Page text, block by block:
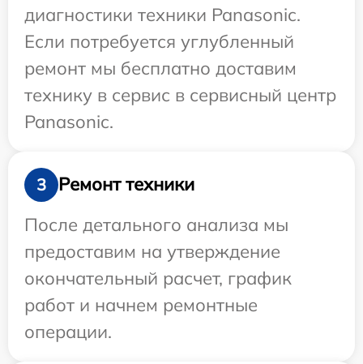
диагностики техники Panasonic.
Если потребуется углубленный
ремонт мы бесплатно доставим
технику в сервис в сервисный центр
Panasonic.
3
Ремонт техники
После детального анализа мы
предоставим на утверждение
окончательный расчет, график
работ и начнем ремонтные
операции.